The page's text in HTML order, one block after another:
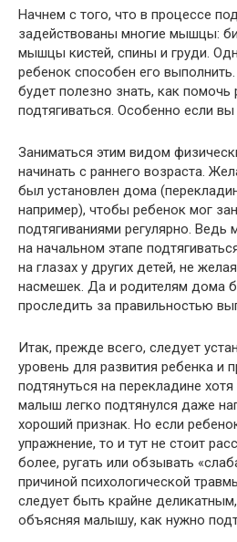
Начнем с того, что в процессе
задействованы многие мышцы:
мышцы кистей, спины и груди.
ребенок способен его
будет полезно знать, как помочь
подтягиваться. Особенно если
Заниматься этим видом
начинать с раннего возраста.
был установлен дома
например), чтобы ребенок мог
подтягиваниями регулярно. Ведь
на начальном этапе
на глазах у других детей, не
насмешек. Да и родителям дома
проследить за правильностью
Итак, прежде всего, следует
уровень для развития ребенка и
подтянуться на перекладине
малыш легко подтянулся даже
хороший признак. Но если
упражнение, то и тут не стоит
более, ругать или обзывать
причиной психологической
следует быть крайне
объясняя малышу, как нужно